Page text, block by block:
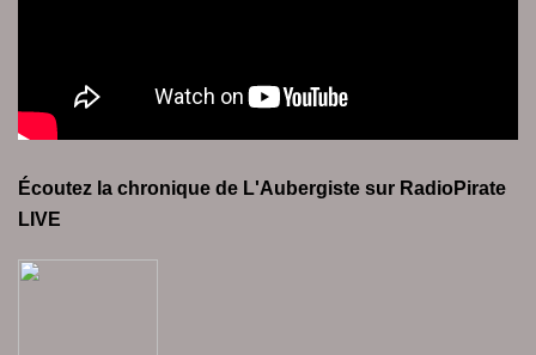
Écoutez la chronique de L'Aubergiste sur RadioPirate
LIVE